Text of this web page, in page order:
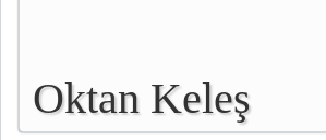
Oktan Keleş